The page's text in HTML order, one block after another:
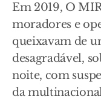
Em 2019, O
moradores e
queixavam de
desagradável,
noite, com
da